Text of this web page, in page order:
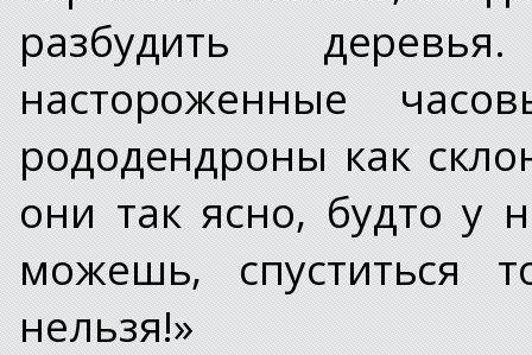
разбудить
настороженные
рододендроны как
они так ясно, будто у
можешь, спуститься
нельзя!»